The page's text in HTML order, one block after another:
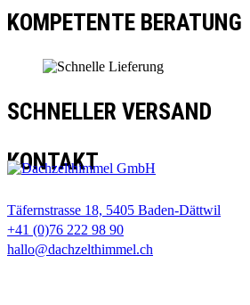
KOMPETENTE BERATUNG
SCHNELLER VERSAND
KONTAKT
Täfernstrasse 18, 5405 Baden-Dättwil
+41 (0)76 222 98 90
hallo@dachzelthimmel.ch